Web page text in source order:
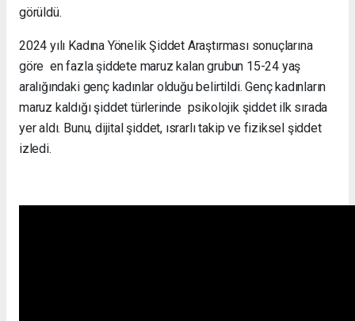
görüldü.
2024 yılı Kadına Yönelik Şiddet Araştırması sonuçlarına
göre en fazla şiddete maruz kalan grubun 15-24 yaş
aralığındaki genç kadınlar olduğu belirtildi. Genç kadınların
maruz kaldığı şiddet türlerinde psikolojik şiddet ilk sırada
yer aldı. Bunu, dijital şiddet, ısrarlı takip ve fiziksel şiddet
izledi.